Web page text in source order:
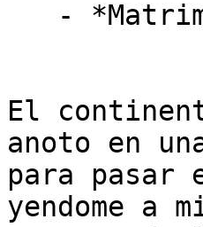
El
anoto en
para pasar
yendome a